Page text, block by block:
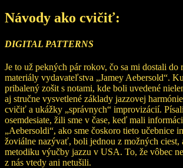
Návody ako cvičiť:
DIGITAL PATTERNS
Je to už pekných pár rokov, čo sa mi dostali do
materiály vydavateľstva „Jamey Aebersold“.
pribalený zošit s notami, kde boli uvedené
aj stručne vysvetlené základy jazzovej
cvičiť a ukážky „správnych“ improvizácií.
osemdesiate, žili sme v čase, keď mali
„Aebersoldi“, ako sme čoskoro tieto učebnice
žoviálne nazývať, boli jednou z možných
metodiku výučby jazzu v USA. To, že vôbec
z nás vtedy ani netušili.